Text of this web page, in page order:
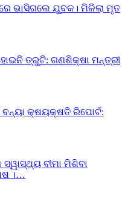
ଭାସିଗଲେ ଯୁବକ। ମିଳିଲା ମୃତ
ତ୍ରୁଟି: ଗଣଶିକ୍ଷା ମନ୍ତ୍ରୀ
ବନ୍ୟା କ୍ଷୟକ୍ଷତି ରିପୋର୍ଟ:
ବୀମା ମିଶିବା
।…